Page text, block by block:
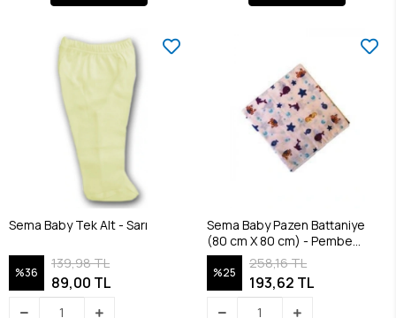
Sema Baby Tek Alt - Sarı
%36
139,98 TL
89,00 TL
Sema Baby Pazen Battaniye
(80 cm X 80 cm) - Pembe
8682476853117
%25
258,16 TL
193,62 TL